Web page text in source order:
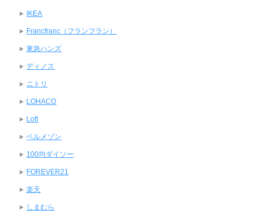
IKEA
Francfranc（フランフラン）
東急ハンズ
ディノス
ニトリ
LOHACO
Loft
ベルメゾン
100均ダイソー
FOREVER21
楽天
しまむら